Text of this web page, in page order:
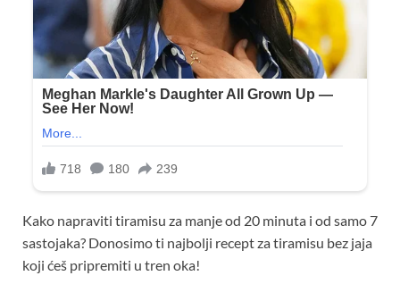
Kako napraviti tiramisu za manje od 20 minuta i od samo 7
sastojaka? Donosimo ti najbolji recept za tiramisu bez jaja
koji ćeš pripremiti u tren oka!